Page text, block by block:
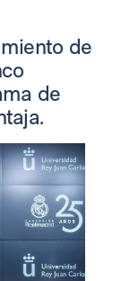
de
de